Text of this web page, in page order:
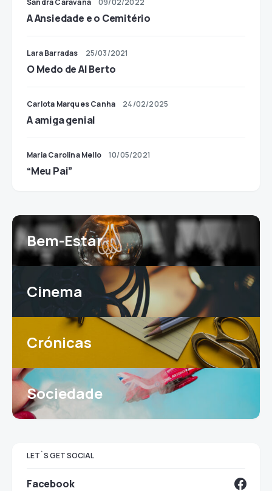
Sandra Caravana 09/02/2022
A Ansiedade e o Cemitério
Lara Barradas 25/03/2021
O Medo de Al Berto
Carlota Marques Canha 24/02/2025
A amiga genial
Maria Carolina Mello 10/05/2021
“Meu Pai”
Bem-Estar
Cinema
Crónicas
Sociedade
LET`S GET SOCIAL
Facebook